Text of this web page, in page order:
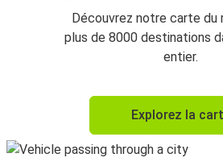
Découvrez notre carte du
plus de 8000 destinations
entier.
Explorez la